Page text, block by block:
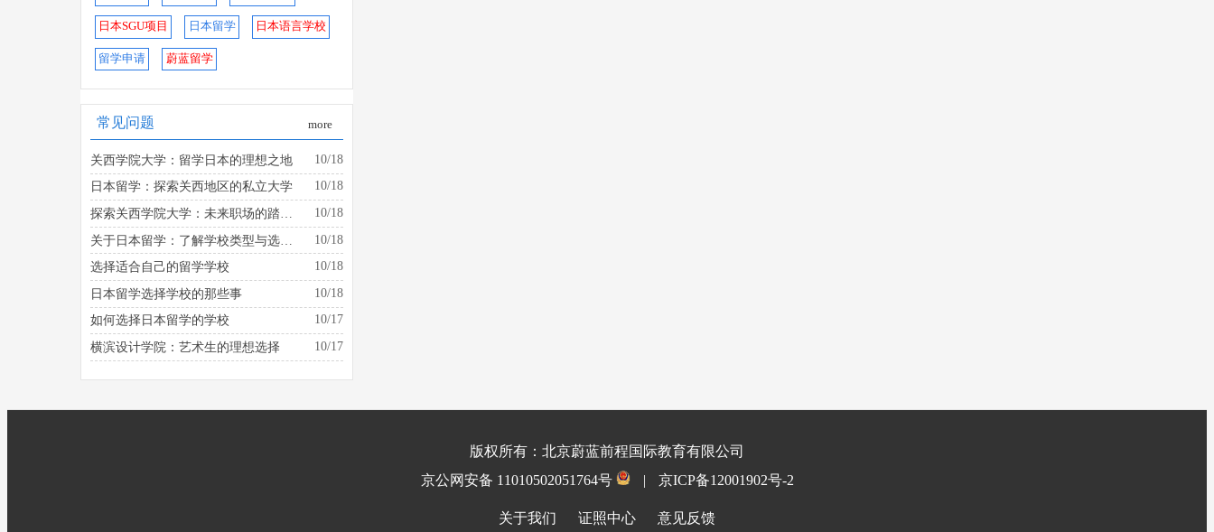
日本SGU项目 日本留学 日本语言学校
留学申请 蔚蓝留学
常见问题 more
关西学院大学：留学日本的理想之地
10/18
日本留学：探索关西地区的私立大学
10/18
10/18
10/18
选择适合自己的留学学校
10/18
日本留学选择学校的那些事
10/18
如何选择日本留学的学校
10/17
横滨设计学院：艺术生的理想选择
10/17
版权所有：北京蔚蓝前程国际教育有限公司
京公网安备 11010502051764号
| 京ICP备12001902号-2
关于我们 证照中心 意见反馈